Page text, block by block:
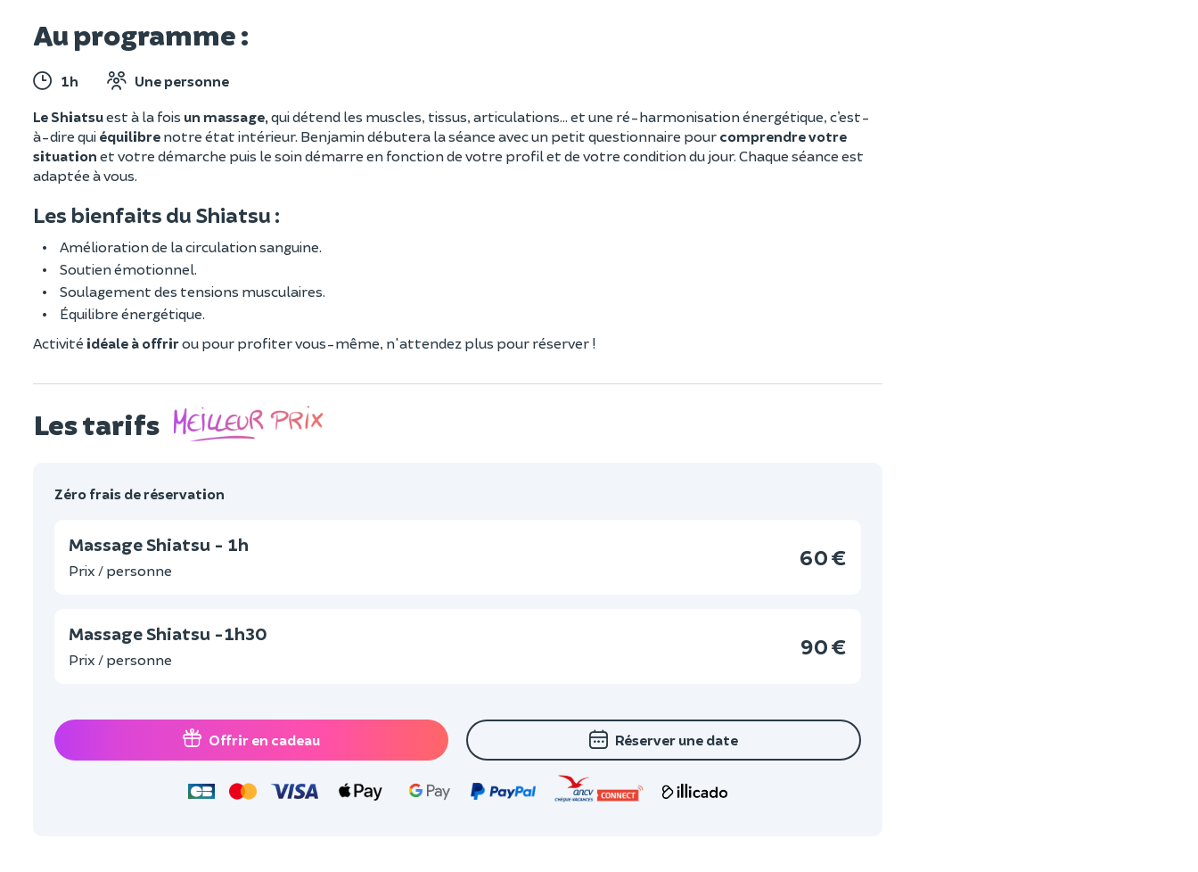
Au programme :
1h Une personne
Le Shiatsuest à la fois un massage, qui détend les muscles, tissus, articulations… et une ré-harmonisation énergétique, c’est-
à-dire qui équilibre notre état intérieur. Benjamin débutera la séance avec un petit questionnaire pour comprendre votre
situation et votre démarche puis le soin démarre en fonction de votre profil et de votre condition du jour. Chaque séance est
adaptée à vous.
Les bienfaits du Shiatsu :
Amélioration de la circulation sanguine.
Soutien émotionnel.
Soulagement des tensions musculaires.
Équilibre énergétique.
Activité idéale à offrirou pour profiter vous-même, n'attendez plus pour réserver !
Les tarifs
Zéro frais de réservation
Massage Shiatsu - 1h
Prix / personne
60 €
Massage Shiatsu -1h30
Prix / personne
90 €
Offrir en cadeau Réserver une date